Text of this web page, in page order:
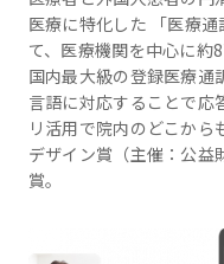
医療に特化した 「医療
て、医療機関を中心に約
国内最大級の登録医療通
言語に対応することで応
リ活用で院内のどこか
デザイン賞（主催：公益
賞。